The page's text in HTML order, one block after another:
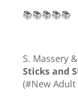
📚📚📚📚📚
S. Massery
Sticks and
(#New Adult